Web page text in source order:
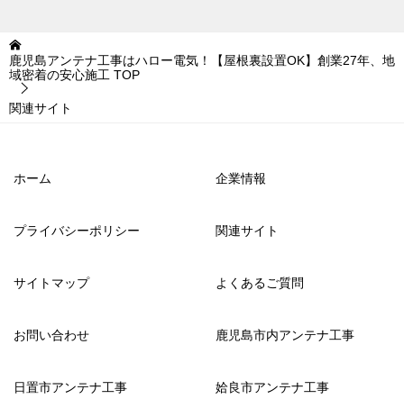
鹿児島アンテナ工事はハロー電気！【屋根裏設置OK】創業27年、地
域密着の安心施工 TOP
関連サイト
ホーム 企業情報
プライバシーポリシー 関連サイト
サイトマップ よくあるご質問
お問い合わせ 鹿児島市内アンテナ工事
日置市アンテナ工事 姶良市アンテナ工事